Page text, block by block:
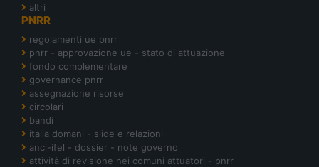
altri
PNRR
regolamenti ue pnrr
pnrr - approvazione ue - stato di attuazione
fondo complementare
governance pnrr
assegnazione risorse
circolari
bandi
italia domani - slide e relazioni
anci-ifel - dossier - note governo
attività di revisione nei comuni attuatori - pnrr